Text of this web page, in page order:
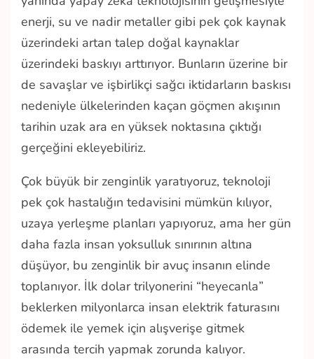
enerji, su ve nadir metaller gibi pek çok kaynak
üzerindeki artan talep doğal kaynaklar
üzerindeki baskıyı arttırıyor. Bunların üzerine bir
de savaşlar ve işbirlikçi sağcı iktidarların baskısı
nedeniyle ülkelerinden kaçan göçmen akışının
tarihin uzak ara en yüksek noktasına çıktığı
gerçeğini ekleyebiliriz.
Çok büyük bir zenginlik yaratıyoruz, teknoloji
pek çok hastalığın tedavisini mümkün kılıyor,
uzaya yerleşme planları yapıyoruz, ama her gün
daha fazla insan yoksulluk sınırının altına
düşüyor, bu zenginlik bir avuç insanın elinde
toplanıyor. İlk dolar trilyonerini “heyecanla”
beklerken milyonlarca insan elektrik faturasını
ödemek ile yemek için alışverişe gitmek
arasında tercih yapmak zorunda kalıyor.